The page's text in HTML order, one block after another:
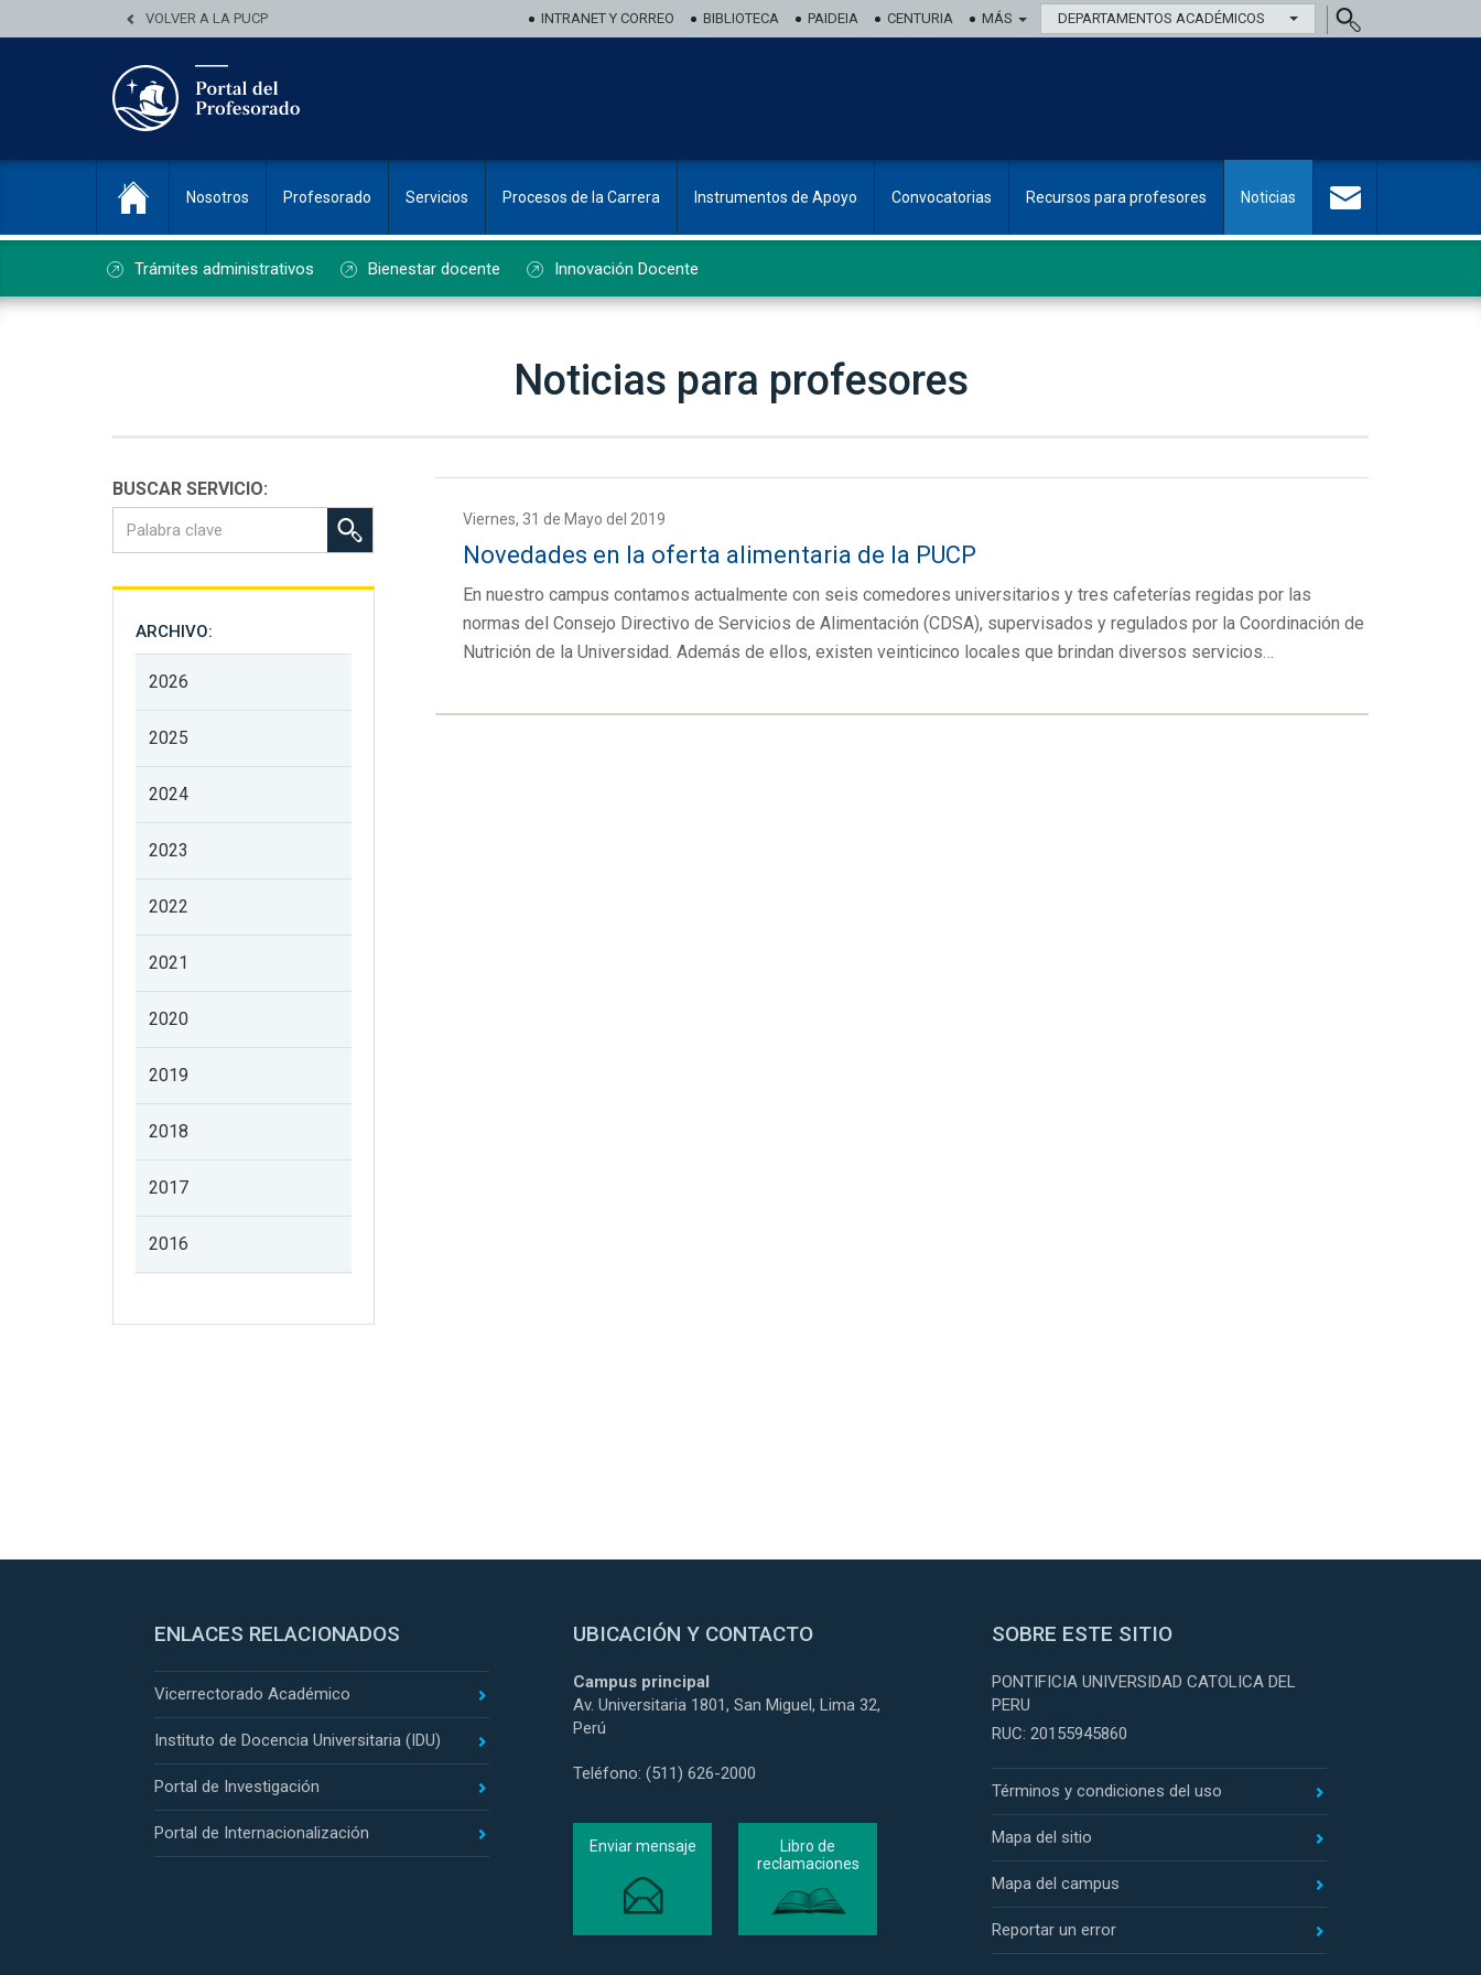
VOLVER A LA PUCP INTRANET Y CORREO BIBLIOTECA PAIDEIA CENTURIA MÁS DEPARTAMENTOS ACADÉMICOS
Nosotros Profesorado Servicios Procesos de la Carrera Instrumentos de Apoyo Convocatorias Recursos para profesores Noticias
Trámites administrativos Bienestar docente Innovación Docente
Noticias para profesores
BUSCAR SERVICIO:
ARCHIVO:
2026
2025
2024
2023
2022
2021
2020
2019
2018
2017
2016
Viernes, 31 de Mayo del 2019
Novedades en la oferta alimentaria de la PUCP
En nuestro campus contamos actualmente con seis comedores universitarios y tres cafeterías regidas por las
normas del Consejo Directivo de Servicios de Alimentación (CDSA), supervisados y regulados por la Coordinación de
Nutrición de la Universidad. Además de ellos, existen veinticinco locales que brindan diversos servicios…
ENLACES RELACIONADOS
Vicerrectorado Académico
Instituto de Docencia Universitaria (IDU)
Portal de Investigación
Portal de Internacionalización
UBICACIÓN Y CONTACTO
Campus principal
Av. Universitaria 1801, San Miguel, Lima 32,
Perú
Teléfono: (511) 626-2000
Enviar mensaje
Libro de
reclamaciones
SOBRE ESTE SITIO
PONTIFICIA UNIVERSIDAD CATOLICA DEL
PERU
RUC: 20155945860
Términos y condiciones del uso
Mapa del sitio
Mapa del campus
Reportar un error